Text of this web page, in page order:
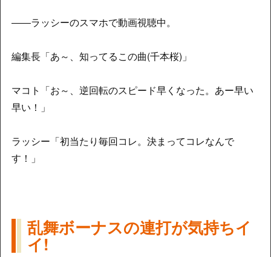
――ラッシーのスマホで動画視聴中。
編集長「あ～、知ってるこの曲(千本桜)」
マコト「お～、逆回転のスピード早くなった。あー早い
早い！」
ラッシー「初当たり毎回コレ。決まってコレなんで
す！」
乱舞ボーナスの連打が気持ちイ
イ!